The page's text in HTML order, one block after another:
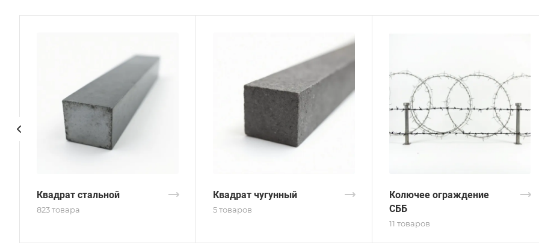
Квадрат стальной
823 товара
Квадрат чугунный
5 товаров
Колючее ограждение
СББ
11 товаров